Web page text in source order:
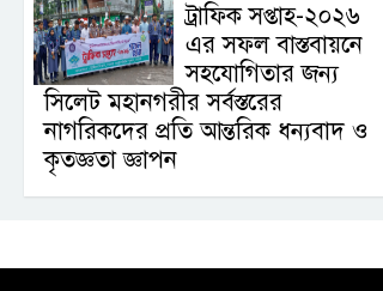
ট্রাফিক সপ্তাহ-২০২৬
এর সফল বাস্তবায়নে
সহযোগিতার জন্য
সিলেট মহানগরীর সর্বস্তরের
নাগরিকদের প্রতি আন্তরিক ধন্যবাদ ও
কৃতজ্ঞতা জ্ঞাপন